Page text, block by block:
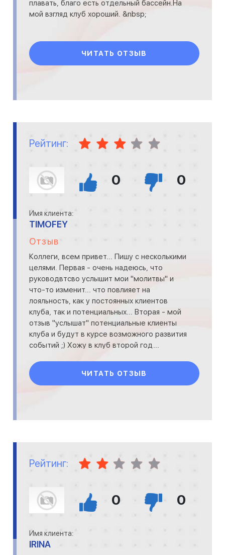
плавать, благо есть отдельный бассейн.На
мой взгляд клуб хороший. &nbsp;
ЧИТАТЬ ОТЗЫВ
Рейтинг:
0 0
Имя клиента:
TIMOFEY
Отзыв
Коллеги, всем привет... Пишу с несколькими
целями. Первая - очень надеюсь, что
руководвтсво услышит мои "молитвы" и
что-то изменит... что повлияет на
лояльность, как у постоянных клиентов
клуба, так и потенциальных... Вторая - мой
отзыв "услышат" потенциальные клиенты
клуба и будут в курсе возможного развития
событий ;) Хожу в клуб второй год...
ЧИТАТЬ ОТЗЫВ
Рейтинг:
0 0
Имя клиента:
IRINA